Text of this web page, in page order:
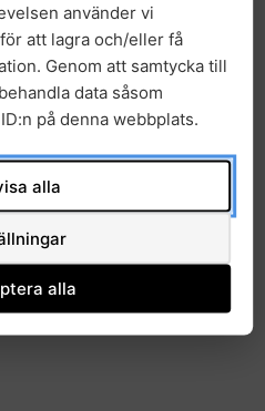
ska bana
The Lancet Commission
ta fram
precisionshälsa kan
världen över.
Institutet, Lunds
Medicine Sweden
använder vi
att lagra och/eller få
Genom att samtycka till
data såsom
på denna webbplats.
alla
alla